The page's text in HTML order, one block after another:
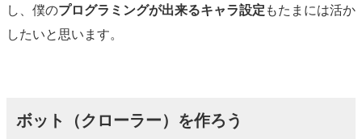
し、僕のプログラミングが出来るキャラ設定 もたまには活か
したいと思います。
ボット（クローラー）を作ろう